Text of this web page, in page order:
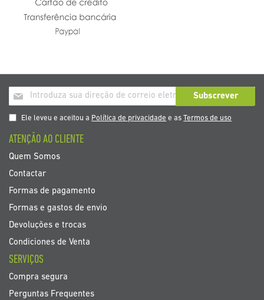
Inscrição
a
nosso
de
noticias
Subscrever
Ele leveu e aceitou a Política de privacidade e asTermos de uso
ATENÇÃO AO CLIENTE
Quem Somos
Contactar
Formas de pagamento
Formas e gastos de envio
Devoluções e trocas
Condiciones de Venta
SERVIÇOS
Compra segura
Perguntas Frequentes